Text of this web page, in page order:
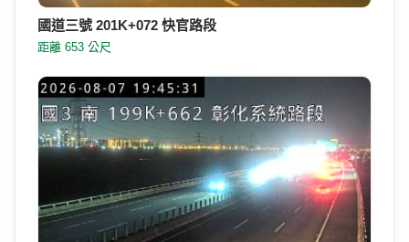
國道三號 201K+072 快官路段
距離 653 公尺